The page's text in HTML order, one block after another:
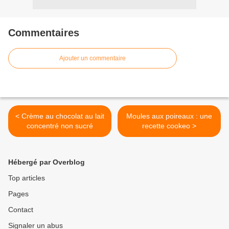
Commentaires
Ajouter un commentaire
< Crème au chocolat au lait
concentré non sucré
Moules aux poireaux : une
recette cookeo >
Hébergé par Overblog
Top articles
Pages
Contact
Signaler un abus